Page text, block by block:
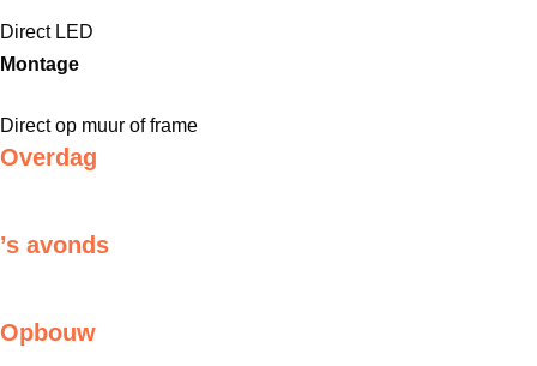
Direct LED
Montage
Direct op muur of frame
Overdag
’s avonds
Opbouw